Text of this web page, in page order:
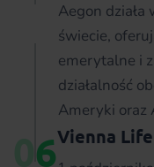
Aegon działa
świecie,
emerytalne i
działalność
Ameryki oraz
6Vienna Life